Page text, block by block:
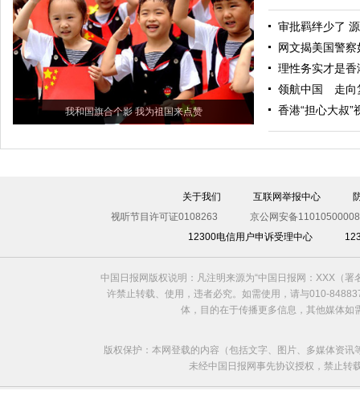
我和国旗合个影 我为祖国来点赞
审批羁绊少了
网文揭美国警
理性务实才是
领航中国 走向
香港“担心大叔”
关于我们 互联网举报中心
视听节目许可证0108263
京公网安备
12300电信用户申诉受理中心
中国日报网版权说明：凡注明来源为“中国日报网：XXX（
许禁止转载、使用，违者必究。如需使用，请与010-
体，目的在于传播更多信息，其他媒体
版权保护：本网登载的内容（包括文字、图片、多媒体资
未经中国日报网事先协议授权，禁止转